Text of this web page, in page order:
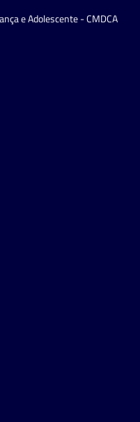
e Adolescente - CMDCA